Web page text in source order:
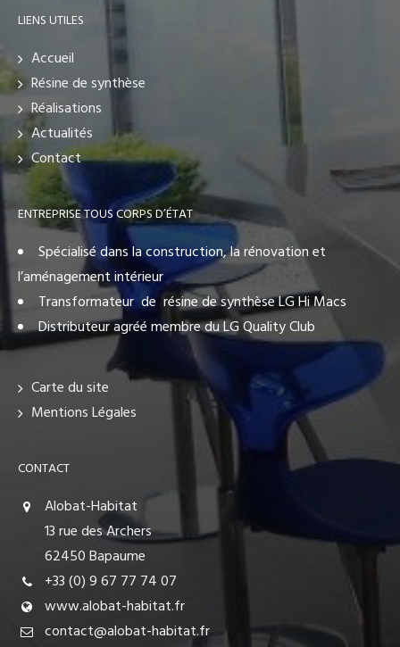
LIENS UTILES
Accueil
Résine de synthèse
Réalisations
Actualités
Contact
ENTREPRISE TOUS CORPS D’ÉTAT
Spécialisé dans la construction, la rénovation et
l’aménagement intérieur
Transformateur de résine de synthèse LG Hi Macs
Distributeur agréé membre du LG Quality Club
Carte du site
Mentions Légales
CONTACT
Alobat-Habitat
13 rue des Archers
62450 Bapaume
+33 (0) 9 67 77 74 07
www.alobat-habitat.fr
contact@alobat-habitat.fr